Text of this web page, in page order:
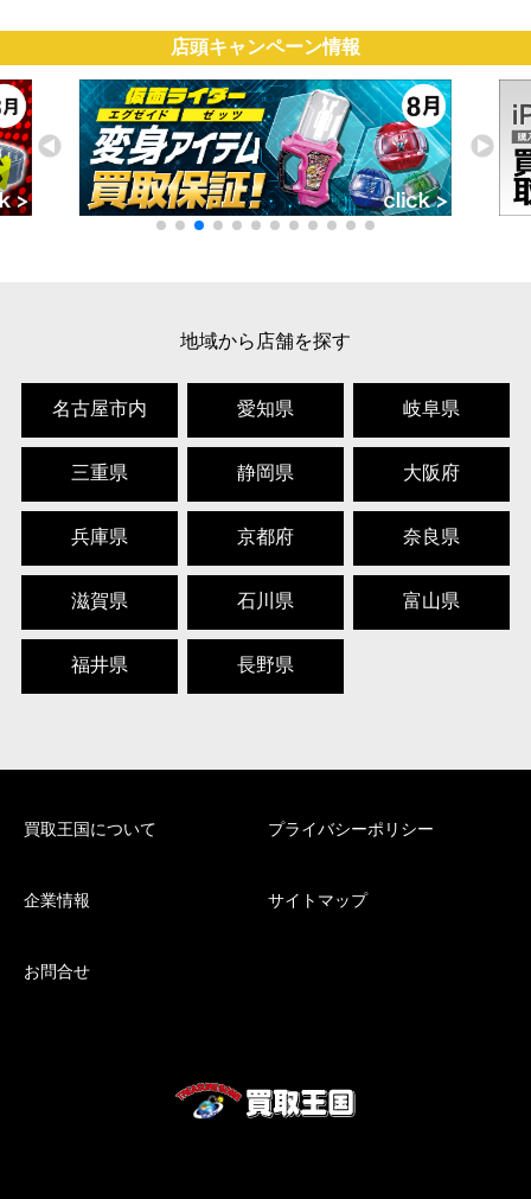
店頭キャンペーン情報
地域から店舗を探す
名古屋市内 愛知県 岐阜県
三重県 静岡県 大阪府
兵庫県 京都府 奈良県
滋賀県 石川県 富山県
福井県 長野県
買取王国について プライバシーポリシー
企業情報 サイトマップ
お問合せ